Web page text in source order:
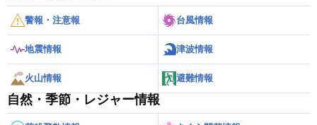
警報・注意報 台風情報
地震情報 津波情報
火山情報 避難情報
自然・季節・レジャー情報